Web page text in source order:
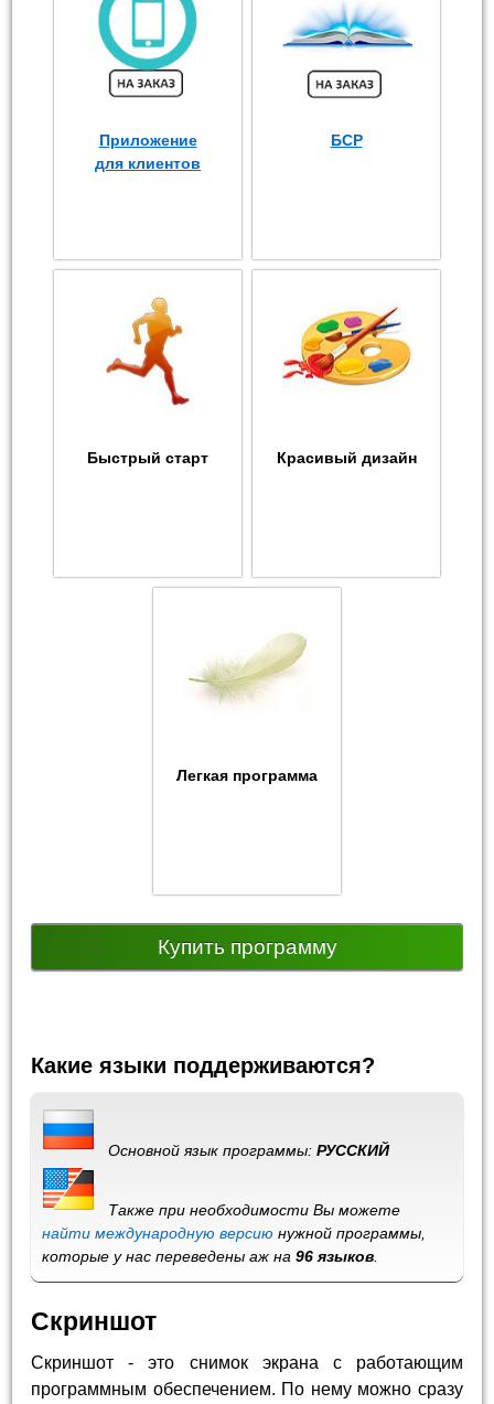
Приложение
для клиентов
БСР
Быстрый старт Красивый дизайн
Легкая программа
Купить программу
Какие языки поддерживаются?
Основной язык программы:РУССКИЙ
Также при необходимости Вы можете
найти международную версию нужной программы,
которые у нас переведены аж на96 языков.
Скриншот
Скриншот - это снимок экрана с работающим
программным обеспечением. По нему можно сразу